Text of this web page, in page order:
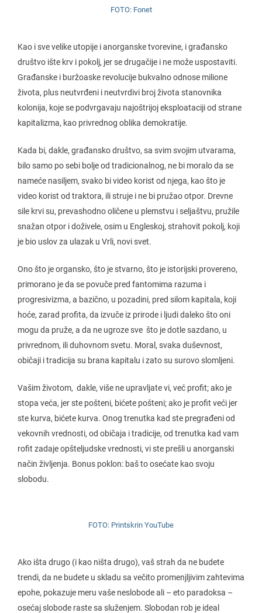
FOTO: Fonet
Kao i sve velike utopije i anorganske tvorevine, i građansko
društvo ište krv i pokolj, jer se drugačije i ne može uspostaviti.
Građanske i buržoaske revolucije bukvalno odnose milione
života, plus neutvrđeni i neutvrdivi broj života stanovnika
kolonija, koje se podvrgavaju najoštrijoj eksploataciji od strane
kapitalizma, kao privrednog oblika demokratije.
Kada bi, dakle, građansko društvo, sa svim svojim utvarama,
bilo samo po sebi bolje od tradicionalnog, ne bi moralo da se
nameće nasiljem, svako bi video korist od njega, kao što je
video korist od traktora, ili struje i ne bi pružao otpor. Drevne
sile krvi su, prevashodno oličene u plemstvu i seljaštvu, pružile
snažan otpor i doživele, osim u Engleskoj, strahovit pokolj, koji
je bio uslov za ulazak u Vrli, novi svet.
Ono što je organsko, što je stvarno, što je istorijski provereno,
primorano je da se povuče pred fantomima razuma i
progresivizma, a bazično, u pozadini, pred silom kapitala, koji
hoće, zarad profita, da izvuče iz prirode i ljudi daleko što oni
mogu da pruže, a da ne ugroze sve što je dotle sazdano, u
privrednom, ili duhovnom svetu. Moral, svaka duševnost,
običaji i tradicija su brana kapitalu i zato su surovo slomljeni.
Vašim životom, dakle, više ne upravljate vi, već profit; ako je
stopa veća, jer ste pošteni, bićete pošteni; ako je profit veći jer
ste kurva, bićete kurva. Onog trenutka kad ste pregrađeni od
vekovnih vrednosti, od običaja i tradicije, od trenutka kad vam
rofit zadaje opšteljudske vrednosti, vi ste prešli u anorganski
način življenja. Bonus poklon: baš to osećate kao svoju
slobodu.
FOTO: Printskrin YouTube
Ako išta drugo (i kao ništa drugo), vaš strah da ne budete
trendi, da ne budete u skladu sa večito promenjljivim zahtevima
epohe, pokazuje meru vaše neslobode ali – eto paradoksa –
osećaj slobode raste sa služenjem. Slobodan rob je ideal